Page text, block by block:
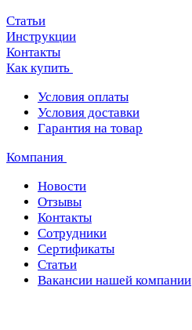
Статьи
Инструкции
Контакты
Как купить
Условия оплаты
Условия доставки
Гарантия на товар
Компания
Новости
Отзывы
Контакты
Сотрудники
Сертификаты
Статьи
Вакансии нашей компании